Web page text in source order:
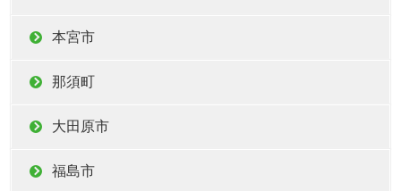
本宮市
那須町
大田原市
福島市